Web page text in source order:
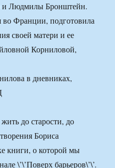
и Людмилы Бронштейн.
Франции, подготовила
своей матери и ее
Корниловой,
до старости, до
Бориса
книги, о которой мы
\’\’Поверх барьеров\’\’.